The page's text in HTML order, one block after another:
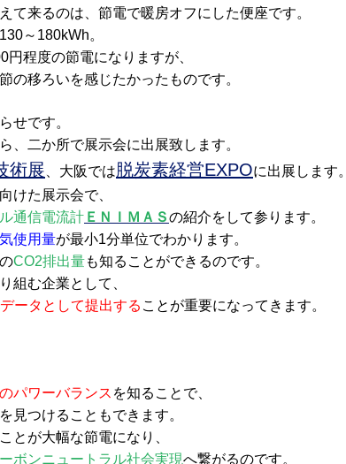
て来るのは、節電で暖房オフにした便座です。
～180kWh。
程度の節電になりますが、
の移ろいを感じたかったものです。
せです。
、二か所で展示会に出展致します。
術展、大阪では脱炭素経営EXPOに出展します。
けた展示会で、
通信電流計 ＥＮＩＭＡＳの紹介をして参ります。
使用量が最小1分単位でわかります。
CO2排出量も知ることができるのです。
組む企業として、
ータとして提出する ことが重要になってきます。
パワーバランス を知ることで、
を見つけることもできます。
とが大幅な節電になり、
ボンニュートラル社会実現へ繋がるのです。